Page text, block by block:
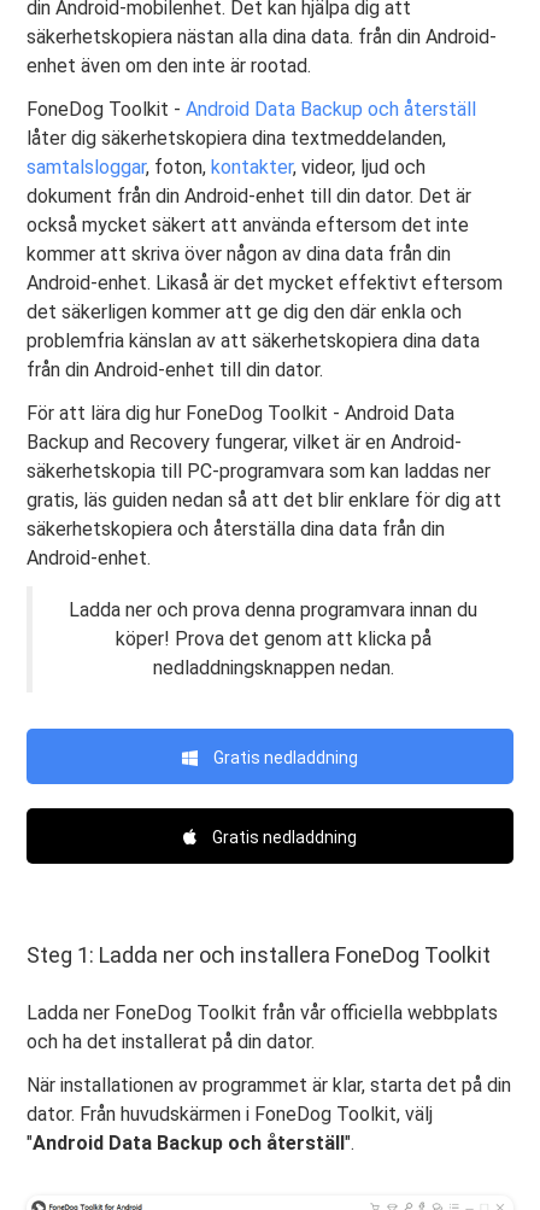
din Android-mobilenhet. Det kan hjälpa dig att
säkerhetskopiera nästan alla dina data. från din Android-
enhet även om den inte är rootad.
FoneDog Toolkit -Android Data Backup och återställ
låter dig säkerhetskopiera dina textmeddelanden,
samtalsloggar, foton,kontakter, videor, ljud och
dokument från din Android-enhet till din dator. Det är
också mycket säkert att använda eftersom det inte
kommer att skriva över någon av dina data från din
Android-enhet. Likaså är det mycket effektivt eftersom
det säkerligen kommer att ge dig den där enkla och
problemfria känslan av att säkerhetskopiera dina data
från din Android-enhet till din dator.
För att lära dig hur FoneDog Toolkit - Android Data
Backup and Recovery fungerar, vilket är en Android-
säkerhetskopia till PC-programvara som kan laddas ner
gratis, läs guiden nedan så att det blir enklare för dig att
säkerhetskopiera och återställa dina data från din
Android-enhet.
Ladda ner och prova denna programvara innan du
köper! Prova det genom att klicka på
nedladdningsknappen nedan.
Gratis nedladdning
Gratis nedladdning
Steg 1: Ladda ner och installera FoneDog Toolkit
Ladda ner FoneDog Toolkit från vår officiella webbplats
och ha det installerat på din dator.
När installationen av programmet är klar, starta det på din
dator. Från huvudskärmen i FoneDog Toolkit, välj
"Android Data Backup och återställ".